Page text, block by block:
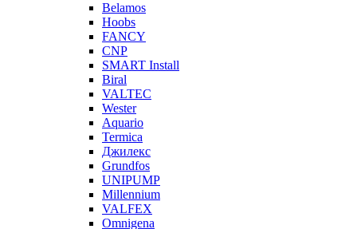
Belamos
Hoobs
FANCY
CNP
SMART Install
Biral
VALTEC
Wester
Aquario
Termica
Джилекс
Grundfos
UNIPUMP
Millennium
VALFEX
Omnigena